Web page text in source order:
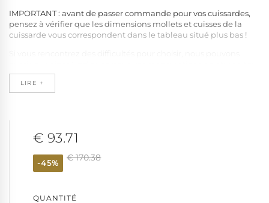
IMPORTANT : avant de passer commande pour vos cuissardes,
pensez à vérifier que les dimensions mollets et cuisses de la
cuissarde vous correspondent dans le tableau situé plus bas !
de cuisse et mollet en cm via le formulaire de contact
https://www.clepied.com/nous-contacter
LIRE +
€ 93.71
-45%
€ 170.38
QUANTITÉ